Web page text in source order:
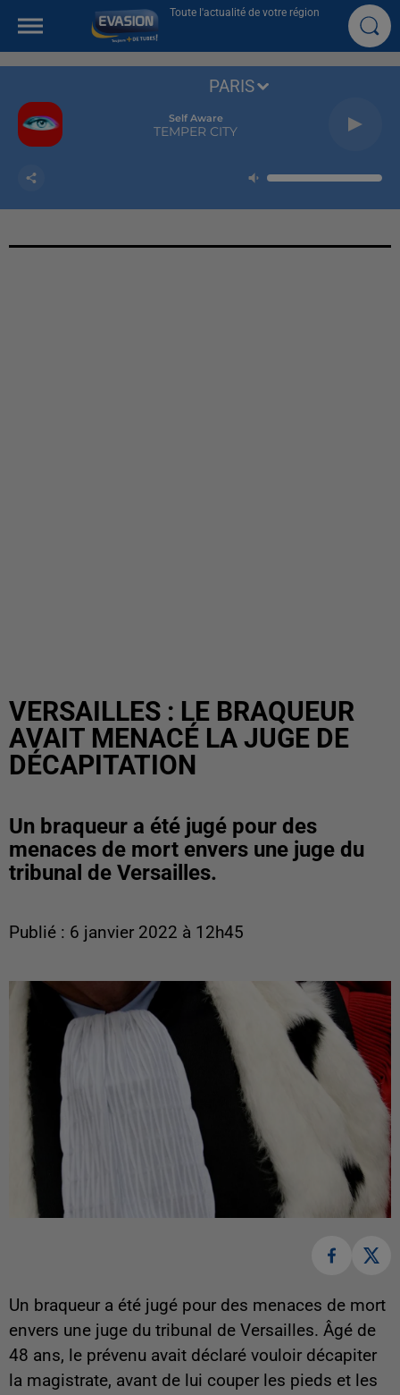
Toute l'actualité de votre région
Self Aware
TEMPER CITY
PARIS
VERSAILLES : LE BRAQUEUR
AVAIT MENACÉ LA JUGE DE
DÉCAPITATION
Un braqueur a été jugé pour des
menaces de mort envers une juge du
tribunal de Versailles.
Publié : 6 janvier 2022 à 12h45
Un braqueur a été jugé pour des menaces de mort
envers une juge du tribunal de Versailles. Âgé de
48 ans, le prévenu avait déclaré vouloir décapiter
la magistrate, avant de lui couper les pieds et les